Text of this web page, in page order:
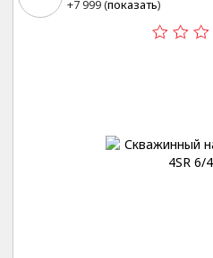
+7 999 (показать)